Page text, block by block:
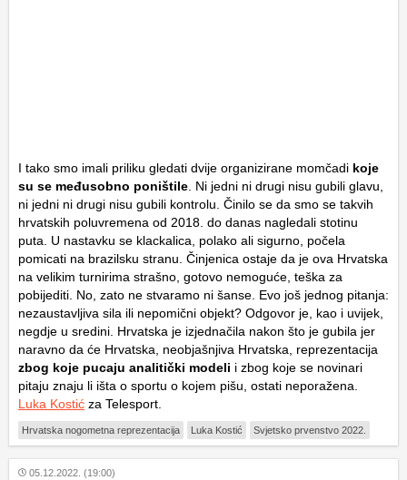
I tako smo imali priliku gledati dvije organizirane momčadi koje
su se međusobno poništile . Ni jedni ni drugi nisu gubili glavu,
ni jedni ni drugi nisu gubili kontrolu. Činilo se da smo se takvih
hrvatskih poluvremena od 2018. do danas nagledali stotinu
puta. U nastavku se klackalica, polako ali sigurno, počela
pomicati na brazilsku stranu. Činjenica ostaje da je ova Hrvatska
na velikim turnirima strašno, gotovo nemoguće, teška za
pobijediti. No, zato ne stvaramo ni šanse. Evo još jednog pitanja:
nezaustavljiva sila ili nepomični objekt? Odgovor je, kao i uvijek,
negdje u sredini. Hrvatska je izjednačila nakon što je gubila jer
naravno da će Hrvatska, neobjašnjiva Hrvatska, reprezentacija
zbog koje pucaju analitički modeli i zbog koje se novinari
pitaju znaju li išta o sportu o kojem pišu, ostati neporažena.
Luka Kostić za Telesport.
Hrvatska nogometna reprezentacija Luka Kostić Svjetsko prvenstvo 2022.
05.12.2022. (19:00)